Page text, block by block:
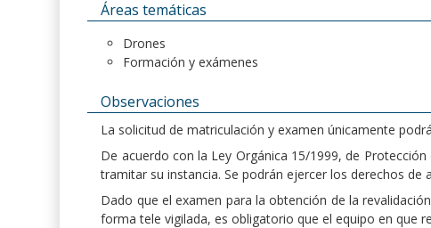
Áreas temáticas
Drones
Formación y exámenes
Observaciones
La solicitud de matriculación y examen únicamente
De acuerdo con la Ley Orgánica 15/1999, de
tramitar su instancia. Se podrán ejercer los derechos de
Dado que el examen para la obtención de la
forma tele vigilada, es obligatorio que el equipo en que